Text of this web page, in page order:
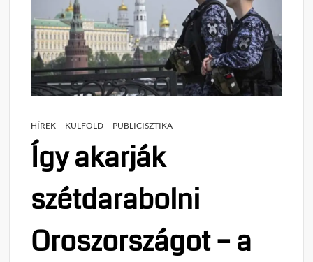
HÍREK KÜLFÖLD PUBLICISZTIKA
Így akarják
szétdarabolni
Oroszországot – a